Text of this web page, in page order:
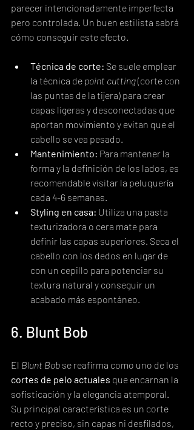
parecer intencionadamente imperfecta
pero controlada. Un buen estilista sabrá
cómo conseguir este efecto.
Técnica de corte: Se suele emplear
la técnica de point cutting (corte con
las puntas de la tijera) para crear
capas ligeras y desconectadas que
aportan movimiento y evitan que el
cabello se vea pesado.
Mantenimiento: Para mantener la
forma y la definición de los lados, es
recomendable visitar la peluquería
cada 4-6 semanas.
Styling en casa: Utiliza una pasta
texturizadora o cera mate para
definir las capas superiores. Seca el
cabello con los dedos en lugar de
con un cepillo para potenciar su
textura natural y conseguir un
acabado más espontáneo.
6. Blunt Bob
El Blunt Bob se reafirma como uno de los
cortes de pelo actuales que encarnan la
sofisticación y la elegancia atemporal.
Su principal característica es un corte
recto y preciso, sin capas ni desfilados,